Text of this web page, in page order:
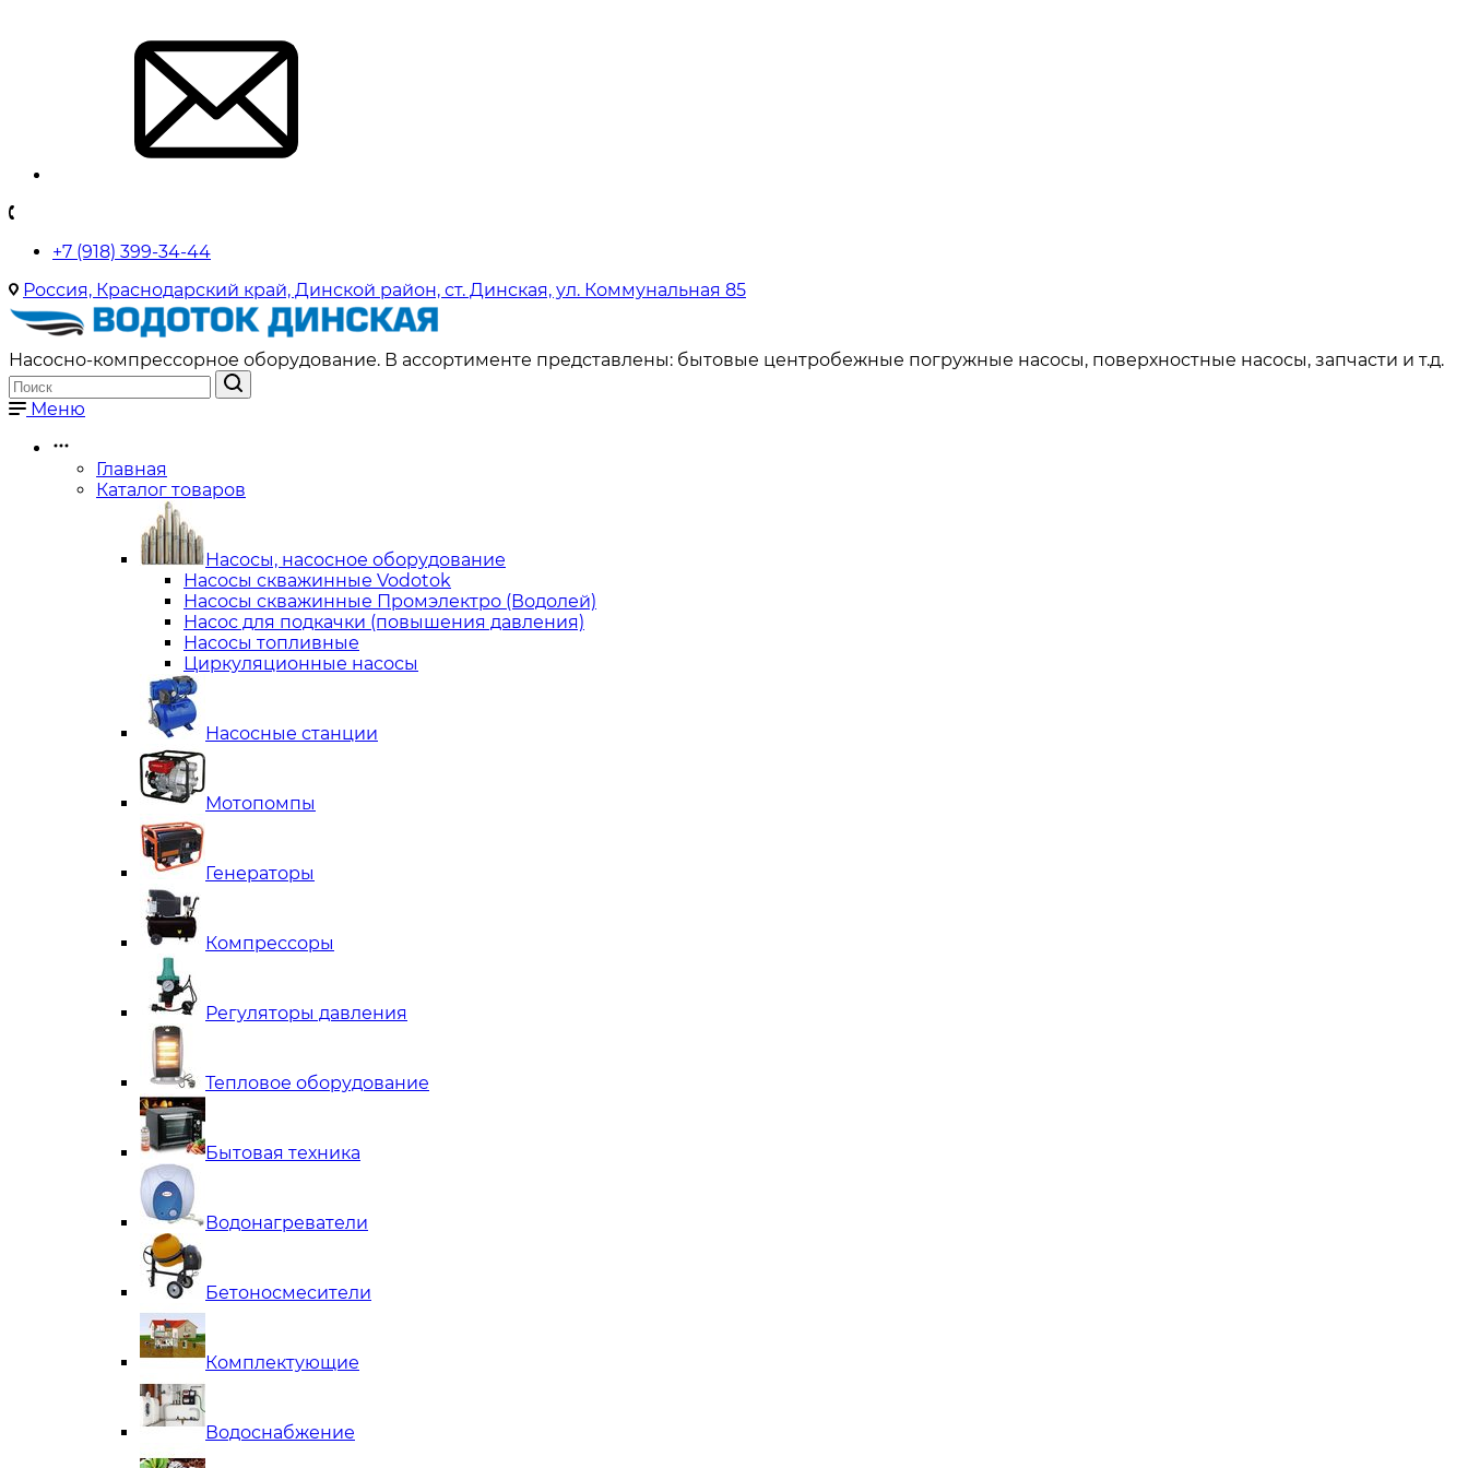
+7 (918) 399-34-44
Россия, Краснодарский край, Динской район, ст. Динская, ул. Коммунальная 85
Насосно-компрессорное оборудование. В ассортименте представлены: бытовые центробежные погружные насосы, поверхностные насосы, запчасти и т.д.
Меню
Главная
Каталог товаров
Насосы, насосное оборудование
Насосы скважинные Vodotok
Насосы скважинные Промэлектро (Водолей)
Насос для подкачки (повышения давления)
Насосы топливные
Циркуляционные насосы
Насосные станции
Мотопомпы
Генераторы
Компрессоры
Регуляторы давления
Тепловое оборудование
Бытовая техника
Водонагреватели
Бетоносмесители
Комплектующие
Водоснабжение